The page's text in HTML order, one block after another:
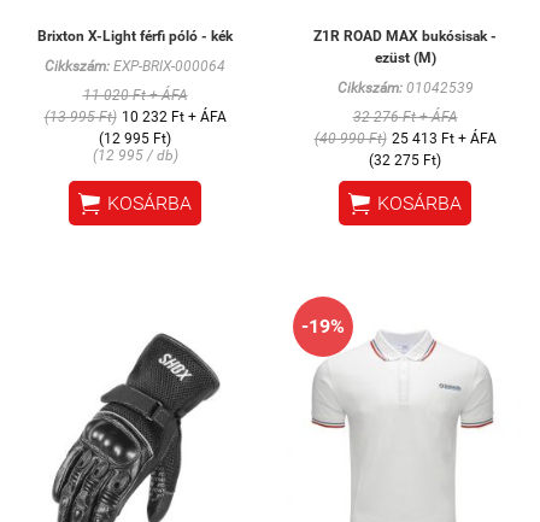
Brixton X-Light férfi póló - kék
Cikkszám: EXP-BRIX-000064
11 020 Ft + ÁFA
(13 995 Ft) 10 232 Ft + ÁFA
(12 995 Ft)
(12 995 / db)
 KOSÁRBA
Z1R ROAD MAX bukósisak -
ezüst (M)
Cikkszám:01042539
32 276 Ft + ÁFA
(40 990 Ft) 25 413 Ft + ÁFA
(32 275 Ft)
 KOSÁRBA
-19%